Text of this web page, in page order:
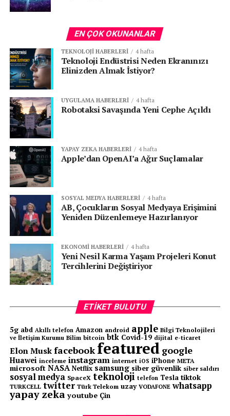
EN ÇOK OKUNANLAR
TEKNOLOJI HABERLERI 4 hafta
Teknoloji Endüstrisi Neden Ekranınızı
Elinizden Almak İstiyor?
UYGULAMA HABERLERI 4 hafta
Robotaksi Savaşında Yeni Cephe Açıldı
YAPAY ZEKA HABERLERI 4 hafta
Apple’dan OpenAI’a Ağır Suçlamalar
SOSYAL MEDYA HABERLERI 4 hafta
AB, Çocukların Sosyal Medyaya Erişimini
Yeniden Düzenlemeye Hazırlanıyor
EKONOMI HABERLERI 4 hafta
Yeni Nesil Karma Yaşam Projeleri Konut
Tercihlerini Değiştiriyor
ETIKET BULUTU
5g abd Akıllı telefon Amazon android apple Bilgi Teknolojileri
ve İletişim Kurumu Bilim bitcoin btk Covid-19 dijital e-ticaret
Elon Muskfacebook featured google
Huawei inceleme instagram internet iOS iPhone META
microsoft NASA Netflix samsung siber güvenlik siber saldırı
sosyal medya SpaceX teknoloji telefon Tesla tiktok
TURKCELL twitter Türk Telekom uzay VODAFONE whatsapp
yapay zeka youtube Çin